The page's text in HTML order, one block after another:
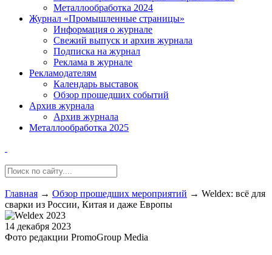
Металлообработка 2024
Журнал «Промышленные страницы»
Информация о журнале
Свежий выпуск и архив журнала
Подписка на журнал
Реклама в журнале
Рекламодателям
Календарь выставок
Обзор прошедших событий
Архив журнала
Архив журнала
Металлообработка 2025
Главная → Обзор прошедших мероприятий → Weldex: всё для
сварки из России, Китая и даже Европы
14 декабря 2023
Фото редакции PromoGroup Media